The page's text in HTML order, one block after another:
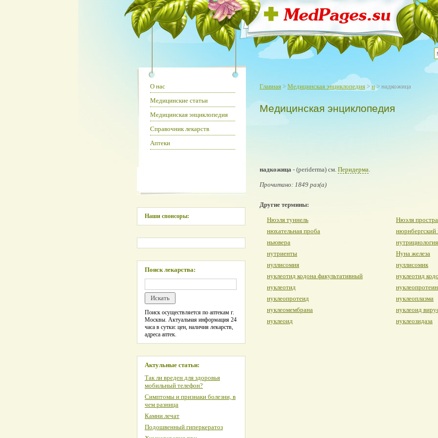
Главная > Медицинская энциклопедия > н> надкожица
Медицинская энциклопедия
надкожица - (periderma) см. Перидерма.
Прочитано: 1849 раз(а)
Другие термины:
Нюэля туннель
Нюэля
нюхательная проба
нюрнбергский
ньювера
нутрициология
нутриенты
Нуна железа
нуллисомия
нуллисомик
нуклеотид кодона факультативный
нуклеотид
нуклеотид
нуклеопротеин
нуклеопротеид
нуклеоплазма
нуклеомембрана
нуклеоид
нуклеоид
нуклеозидаза
О нас
Медицинские статьи
Медицинская энциклопедия
Справочник лекарств
Аптеки
Наши спонсоры:
Поиск лекарства:
Поиск осуществляется по аптекам г.
Москвы. Актуальная информация 24
часа в сутки: цен, наличия лекарств,
адреса аптек.
Актульные статьи:
Так ли вреден для здоровья
мобильный телефон?
Симптомы и признаки болезни, в
чем разница
Камни лечат
Подошвенный гиперкератоз